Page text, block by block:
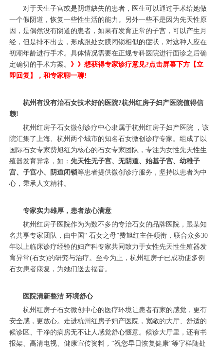
对于天生子宫或是阴道缺失的患者，医生可以通过手术给她做
一个假阴道，恢复一些性生活的能力。另外一些不是因为先天性原
因，是偶然没有阴道的患者，如果有发育正常的子宫，可以产生月
经，但是排不出去，形成跟处女膜闭锁相似的症状，对这种人应在
初潮年龄进行手术。具体情况需要在正规专科医院进行面诊之后确
定确切的手术方案。 》》想获得专家诊疗意见?点击屏幕下方【立
即回复】，和专家聊一聊!
杭州有没有治石女技术好的医院?杭州红房子妇产医院值得信
赖!
杭州红房子石女微创诊疗中心隶属于杭州红房子妇产医院 ，该
院汇集了上海、杭州两个城市的知名石女微创诊疗专家。组成了以
国际石女专家费旭红为核心的石女专家团队，专注为女性先天性生
殖器发育异常，如： 先天性无子宫、无阴道、始基子宫、幼稚子
宫、子宫小、阴道闭锁等患者提供微创诊疗服务，坚持以患者为中
心，秉承人文精神。
专家实力雄厚，患者放心满意
杭州红房子医院作为为数不多的专治石女的品牌医院，跟某知
名共享专家团队，由中国“ 石女之母”费旭红主任领衔，联合众多30
年以上临床诊疗经验的妇产科专家共同致力于女性先天性生殖器发
育异常(石女)的研究与治疗。至今为止，杭州红房子已成功使多例
石女患者康复，为她们送去福音。
医院清新整洁 环境舒心
杭州红房子石女微创中心的医疗环境让患者有家的感觉，更有
安全感，更放心。走进杭州红房子妇产医院，宽敞的大厅、舒适的
候诊区、干净的病房无不让人感觉舒心惬意。候诊大厅里，还有书
报架、高清电视、健康宣传资料，“祝您早日恢复健康”等字样随处